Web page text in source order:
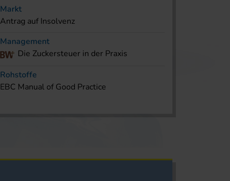
Markt
Antrag auf Insolvenz
Management
Die Zuckersteuer in der Praxis
Rohstoffe
EBC Manual of Good Practice